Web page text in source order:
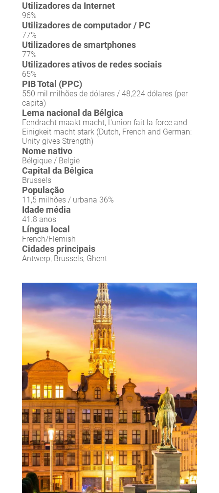
Utilizadores da Internet
96%
Utilizadores de computador / PC
77%
Utilizadores de smartphones
77%
Utilizadores ativos de redes sociais
65%
PIB Total (PPC)
550 mil milhões de dólares / 48,224 dólares (per
capita)
Lema nacional da Bélgica
Eendracht maakt macht, L'union fait la force and
Einigkeit macht stark (Dutch, French and German:
Unity gives Strength)
Nome nativo
Bélgique / België
Capital da Bélgica
Brussels
População
11,5 milhões / urbana 36%
Idade média
41.8 anos
Língua local
French/Flemish
Cidades principais
Antwerp, Brussels, Ghent